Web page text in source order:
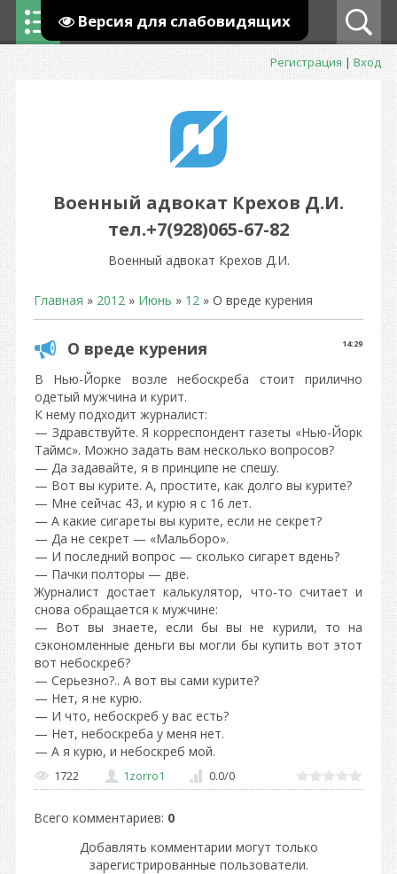
Версия для слабовидящих
Регистрация|Вход
Военный адвокат Крехов Д.И.
тел.+7(928)065-67-82
Военный адвокат Крехов Д.И.
Главная » 2012 » Июнь » 12 » О вреде курения
14:29
О вреде курения
В Нью-Йорке возле небоскреба стоит прилично
одетый мужчина и курит.
К нему подходит журналист:
— Здравствуйте. Я корреспондент газеты «Нью-Йорк
Таймс». Можно задать вам несколько вопросов?
— Да задавайте, я в принципе не спешу.
— Вот вы курите. А, простите, как долго вы курите?
— Мне сейчас 43, и курю я с 16 лет.
— А какие сигареты вы курите, если не секрет?
— Да не секрет — «Мальборо».
— И последний вопрос — сколько сигарет вдень?
— Пачки полторы — две.
Журналист достает калькулятор, что-то считает и
снова обращается к мужчине:
— Вот вы знаете, если бы вы не курили, то на
сэкономленные деньги вы могли бы купить вот этот
вот небоскреб?
— Серьезно?.. А вот вы сами курите?
— Нет, я не курю.
— И что, небоскреб у вас есть?
— Нет, небоскреба у меня нет.
— А я курю, и небоскреб мой.
1722 1zorro1 0.0/0
Всего комментариев: 0
Добавлять комментарии могут только
зарегистрированные пользователи.